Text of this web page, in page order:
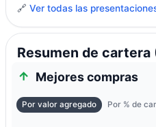
🔗 Ver todas las
Resumen de cartera
Mejores compras
Por valor agregado Por % de